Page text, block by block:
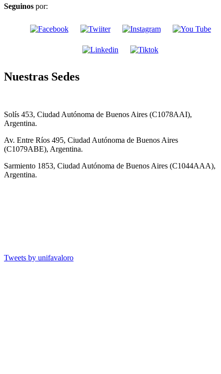
Seguinos por:
Nuestras Sedes
Solís 453, Ciudad Autónoma de Buenos Aires (C1078AAI),
Argentina.
Av. Entre Ríos 495, Ciudad Autónoma de Buenos Aires
(C1079ABE), Argentina.
Sarmiento 1853, Ciudad Autónoma de Buenos Aires (C1044AAA),
Argentina.